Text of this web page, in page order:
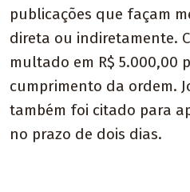
publicações que façam
direta ou indiretamente.
multado em R$ 5.000,00
cumprimento da ordem.
também foi citado para
no prazo de dois dias.